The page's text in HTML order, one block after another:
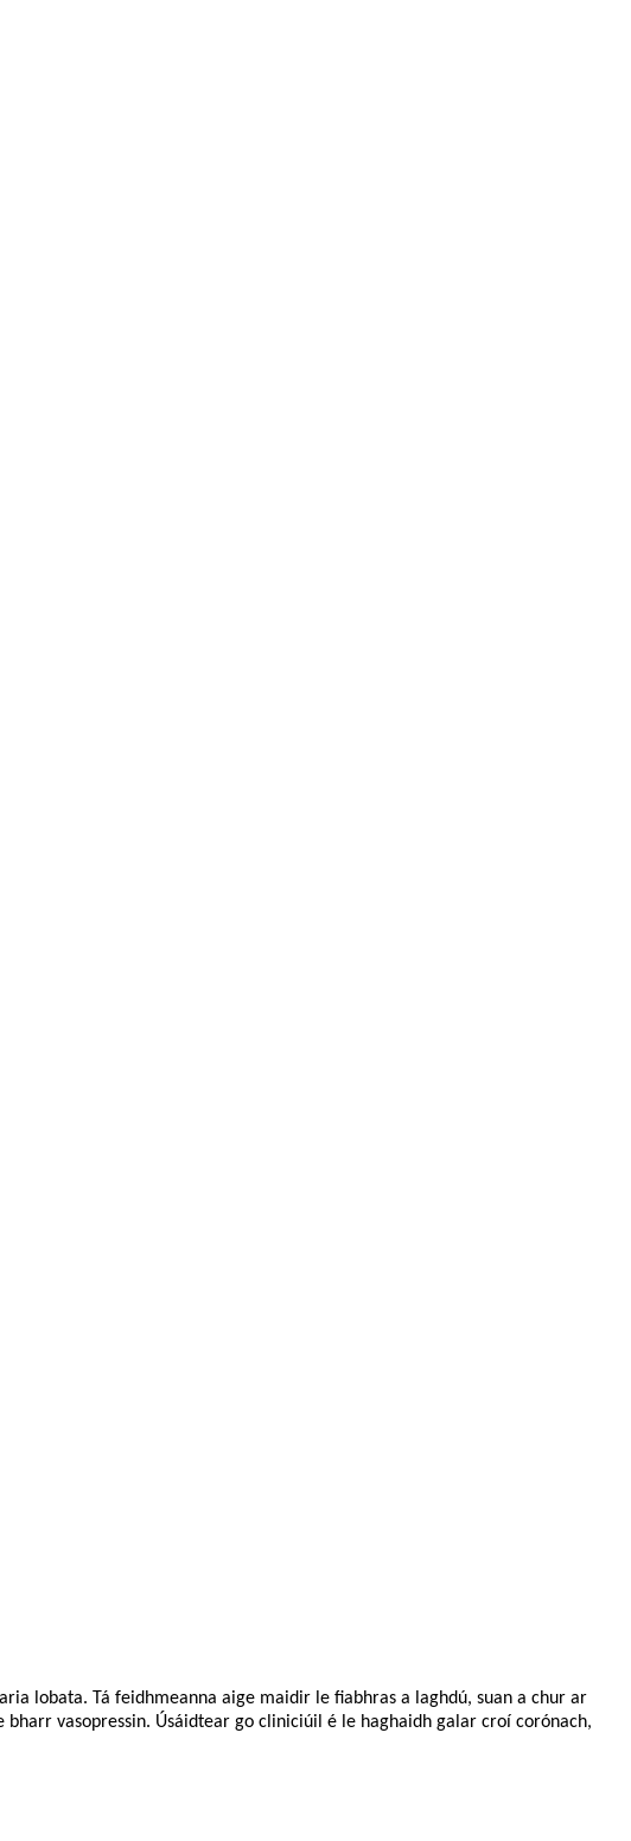
lobata. Tá feidhmeanna aige maidir le fiabhras a laghdú, suan a chur ar
vasopressin. Úsáidtear go cliniciúil é le haghaidh galar croí corónach,